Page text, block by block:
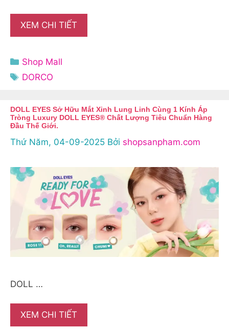
XEM CHI TIẾT
Danh
mục
Shop Mall
Thẻ
DORCO
DOLL EYES Sở Hữu Mắt Xinh Lung Linh Cùng 1 Kính Áp
Tròng Luxury DOLL EYES® Chất Lượng Tiêu Chuẩn Hàng
Đầu Thế Giới.
Thứ Năm, 04-09-2025 Bởi shopsanpham.com
DOLL …
XEM CHI TIẾT